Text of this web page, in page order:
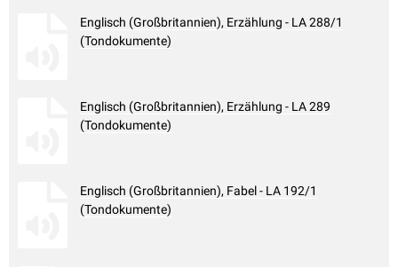
Englisch (Großbritannien), Erzählung - LA 288/1
(Tondokumente)
Englisch (Großbritannien), Erzählung - LA 289
(Tondokumente)
Englisch (Großbritannien), Fabel - LA 192/1
(Tondokumente)